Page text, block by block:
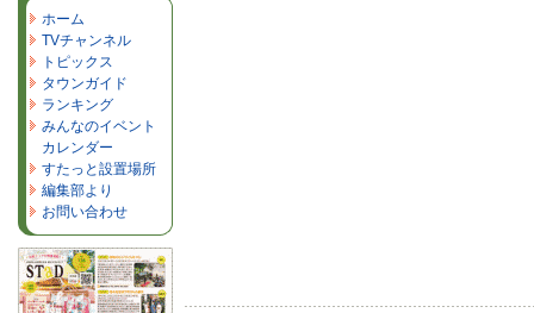
ホーム
TVチャンネル
トピックス
タウンガイド
ランキング
みんなのイベント
カレンダー
すたっと設置場所
編集部より
お問い合わせ